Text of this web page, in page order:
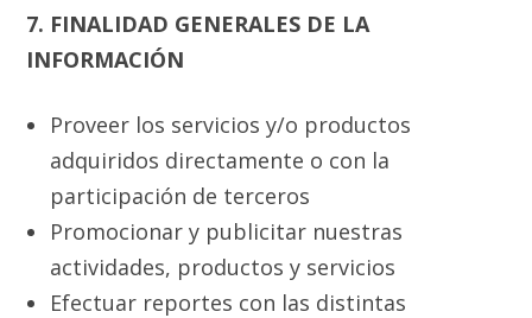
7. FINALIDAD GENERALES DE LA
INFORMACIÓN
Proveer los servicios y/o productos
adquiridos directamente o con la
participación de terceros
Promocionar y publicitar nuestras
actividades, productos y servicios
Efectuar reportes con las distintas